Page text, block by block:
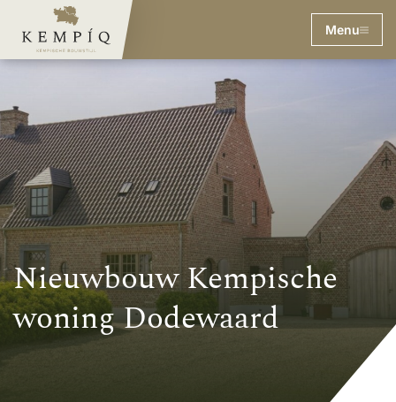
Menu
Nieuwbouw Kempische
woning Dodewaard